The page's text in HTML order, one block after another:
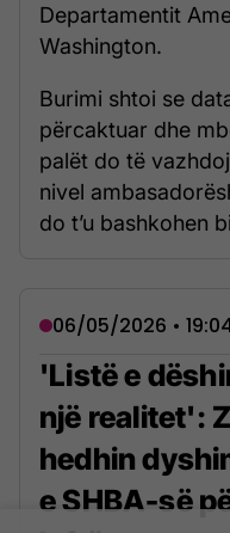
Departamentit
Washington.
Burimi shtoi se
përcaktuar dhe
palët do të
nivel
do t’u bashkohen
06/05/2026 •
'Listë e
një realitet':
hedhin
e SHBA-së